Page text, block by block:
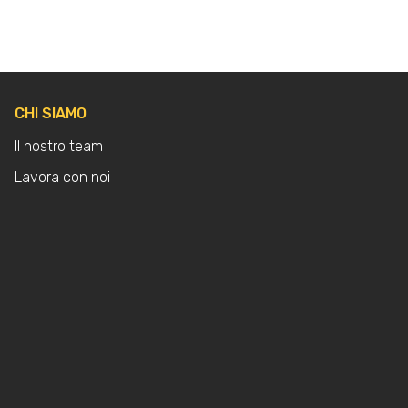
CHI SIAMO
Il nostro team
Lavora con noi